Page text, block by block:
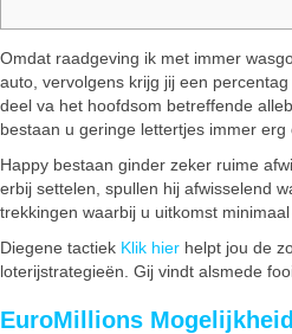
Omdat raadgeving ik met immer
auto, vervolgens krijg jij een
deel va het hoofdsom betreffende
bestaan u geringe lettertjes immer
Happy bestaan ginder zeker ruime
erbij settelen, spullen hij afwisselend
trekkingen waarbij u uitkomst
Diegene tactiek Klik hier helpt jou de
loterijstrategieën. Gij vindt alsmede
EuroMillions